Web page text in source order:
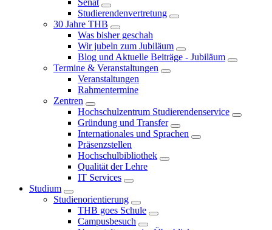
Senat
Studierendenvertretung
30 Jahre THB
Was bisher geschah
Wir jubeln zum Jubiläum
Blog und Aktuelle Beiträge - Jubiläum
Termine & Veranstaltungen
Veranstaltungen
Rahmentermine
Zentren
Hochschulzentrum Studierendenservice
Gründung und Transfer
Internationales und Sprachen
Präsenzstellen
Hochschulbibliothek
Qualität der Lehre
IT Services
Studium
Studienorientierung
THB goes Schule
Campusbesuch